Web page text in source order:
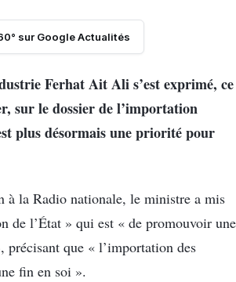
sur Google Actualités
Ferhat Ait Ali s’est exprimé, ce
sur le dossier de l’importation
plus désormais une priorité pour
à la Radio nationale, le ministre a mis
de l’État » qui est « de promouvoir une
précisant que « l’importation des
fin en soi ».